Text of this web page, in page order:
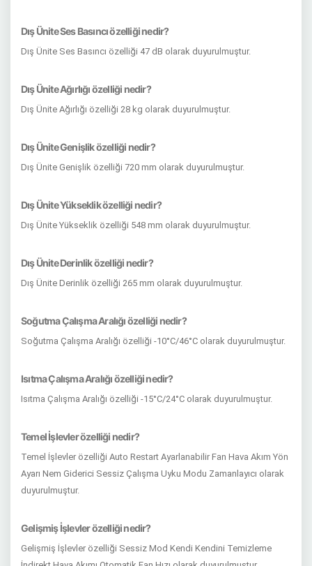
Dış Ünite Ses Basıncı özelliği nedir?
Dış Ünite Ses Basıncı özelliği 47 dB olarak duyurulmuştur.
Dış Ünite Ağırlığı özelliği nedir?
Dış Ünite Ağırlığı özelliği 28 kg olarak duyurulmuştur.
Dış Ünite Genişlik özelliği nedir?
Dış Ünite Genişlik özelliği 720 mm olarak duyurulmuştur.
Dış Ünite Yükseklik özelliği nedir?
Dış Ünite Yükseklik özelliği 548 mm olarak duyurulmuştur.
Dış Ünite Derinlik özelliği nedir?
Dış Ünite Derinlik özelliği 265 mm olarak duyurulmuştur.
Soğutma Çalışma Aralığı özelliği nedir?
Soğutma Çalışma Aralığı özelliği -10°C/46°C olarak duyurulmuştur.
Isıtma Çalışma Aralığı özelliği nedir?
Isıtma Çalışma Aralığı özelliği -15°C/24°C olarak duyurulmuştur.
Temel İşlevler özelliği nedir?
Temel İşlevler özelliği Auto Restart Ayarlanabilir Fan Hava Akım Yön
Ayarı Nem Giderici Sessiz Çalışma Uyku Modu Zamanlayıcı olarak
duyurulmuştur.
Gelişmiş İşlevler özelliği nedir?
Gelişmiş İşlevler özelliği Sessiz Mod Kendi Kendini Temizleme